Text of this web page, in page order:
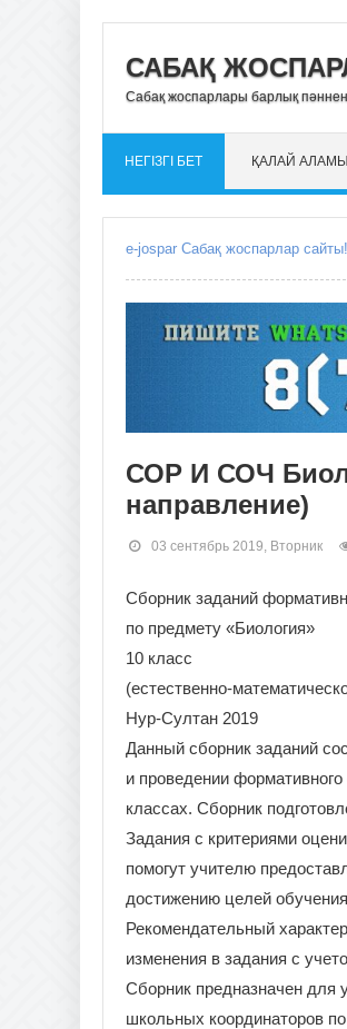
САБАҚ
Сабақ жоспарлары барлық
НЕГІЗГІ БЕТ ҚАЛАЙ
e-jospar Сабақ жоспарлар сайты!
СОР И СОЧ
направление)
03 сентябрь 2019, Вторник
Сборник заданий
по предмету «Биология»
10 класс
(естественно-
Нур-Султан 2019
Данный сборник заданий
и проведении
классах. Сборник
Задания с критериями
помогут учителю
достижению целей
Рекомендательный
изменения в задания с
Сборник предназначен для
школьных координаторов